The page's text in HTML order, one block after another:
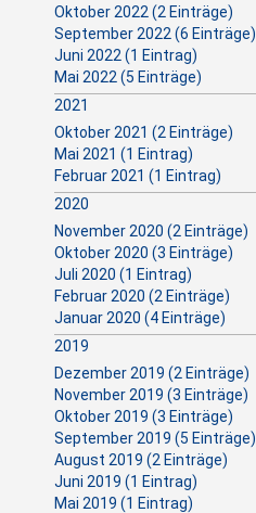
Oktober 2022 (2 Einträge)
September 2022 (6 Einträge)
Juni 2022 (1 Eintrag)
Mai 2022 (5 Einträge)
2021
Oktober 2021 (2 Einträge)
Mai 2021 (1 Eintrag)
Februar 2021 (1 Eintrag)
2020
November 2020 (2 Einträge)
Oktober 2020 (3 Einträge)
Juli 2020 (1 Eintrag)
Februar 2020 (2 Einträge)
Januar 2020 (4 Einträge)
2019
Dezember 2019 (2 Einträge)
November 2019 (3 Einträge)
Oktober 2019 (3 Einträge)
September 2019 (5 Einträge)
August 2019 (2 Einträge)
Juni 2019 (1 Eintrag)
Mai 2019 (1 Eintrag)